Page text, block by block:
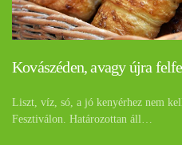
Kovászéden, avagy újra
Liszt, víz, só, a jó kenyérhez nem
Fesztiválon. Határozottan áll…